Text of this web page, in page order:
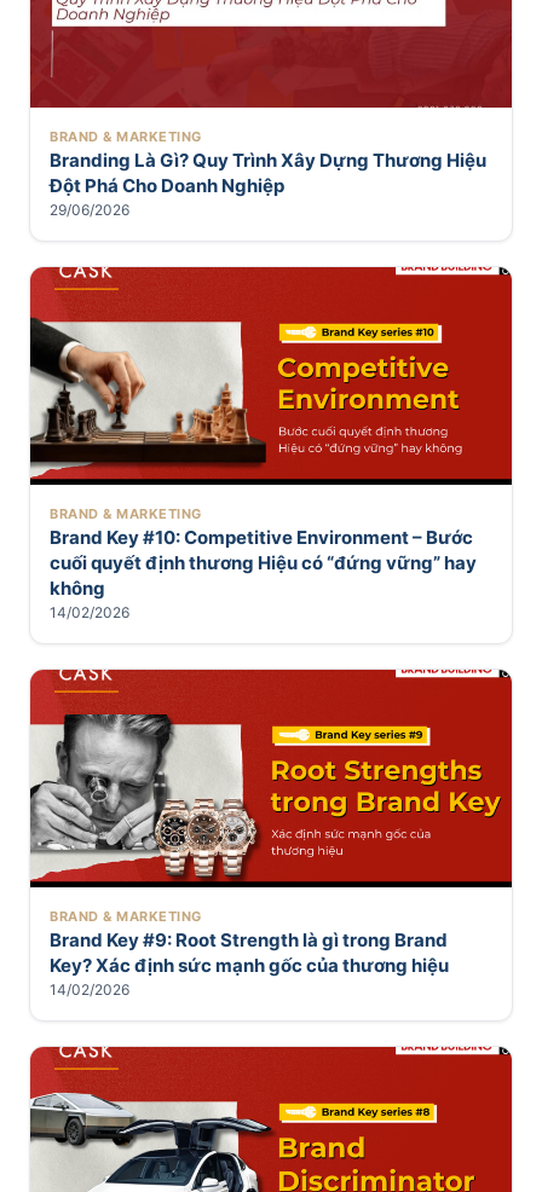
BRAND & MARKETING
Branding Là Gì? Quy Trình Xây Dựng Thương Hiệu
Đột Phá Cho Doanh Nghiệp
29/06/2026
BRAND & MARKETING
Brand Key #10: Competitive Environment – Bước
cuối quyết định thương Hiệu có “đứng vững” hay
không
14/02/2026
BRAND & MARKETING
Brand Key #9: Root Strength là gì trong Brand
Key? Xác định sức mạnh gốc của thương hiệu
14/02/2026